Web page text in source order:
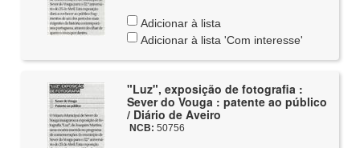
Adicionar à lista
Adicionar à lista 'Com interesse'
"Luz", exposição de fotografia :
Sever do Vouga : patente ao público
/ Diário de Aveiro
NCB: 50756